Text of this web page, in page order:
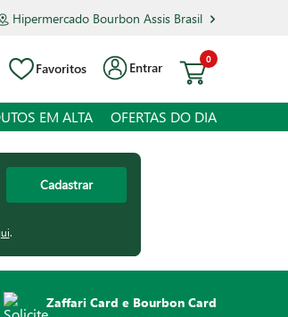
Hipermercado Bourbon Assis Brasil
Favoritos Entrar
0
EM ALTA OFERTAS DO DIA
Cadastrar
.
Zaffari Card e Bourbon Card